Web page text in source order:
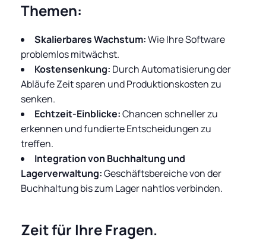
Themen:
Skalierbares Wachstum:Wie Ihre Software
problemlos mitwächst.
Kostensenkung: Durch Automatisierung der
Abläufe Zeit sparen und Produktionskosten zu
senken.
Echtzeit-Einblicke:Chancen schneller zu
erkennen und fundierte Entscheidungen zu
treffen.
Integration von Buchhaltung und
Lagerverwaltung:Geschäftsbereiche von der
Buchhaltung bis zum Lager nahtlos verbinden.
Zeit für Ihre Fragen.